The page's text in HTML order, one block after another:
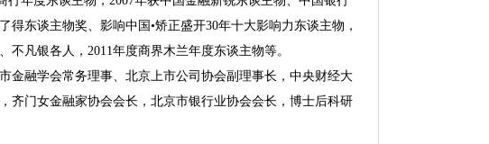
东谈主物奖、影响中国•矫正盛开30年十大影响力东谈主物，
凡银各人，2011年度商界木兰年度东谈主物等。
融学会常务理事、北京上市公司协会副理事长，中央财经大
齐门女金融家协会会长，北京市银行业协会会长，博士后科研